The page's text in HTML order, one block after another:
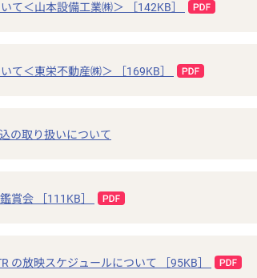
て＜山本設備工業㈱＞ ［142KB］
て＜東栄不動産㈱＞ ［169KB］
の取り扱いについて
賞会 ［111KB］
の放映スケジュールについて ［95KB］